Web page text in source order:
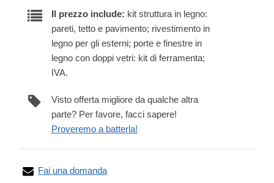
Il prezzo include: kit struttura in legno:
pareti, tetto e pavimento; rivestimento in
legno per gli esterni; porte e finestre in
legno con doppi vetri: kit di ferramenta;
IVA.
Visto offerta migliore da qualche altra
parte? Per favore, facci sapere!
Proveremo a batterla!
Fai una domanda